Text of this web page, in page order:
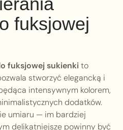
fuksjowej
fuksjowej sukienkito
stworzyć elegancką i
intensywnym kolorem,
dodatków.
umiaru — im bardziej
delikatniejsze powinny być